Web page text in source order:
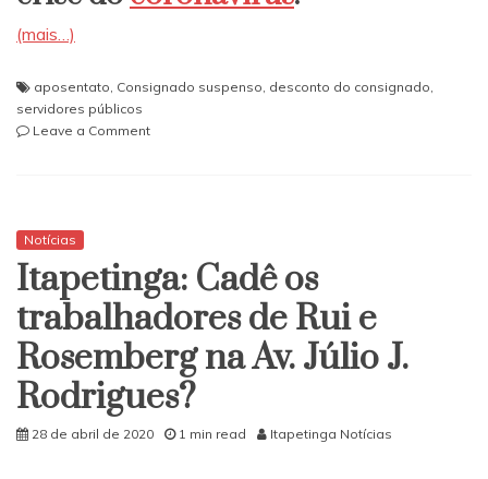
(mais…)
aposentato, Consignado suspenso, desconto do consignado,
servidores públicos
Leave a Commenton
consignado
de
aposentados
e
servidores
públicos
será
mantido
Notícias
Itapetinga: Cadê os
trabalhadores de Rui e
Rosemberg na Av. Júlio J.
Rodrigues?
28 de abril de 2020 1 min read Itapetinga Notícias